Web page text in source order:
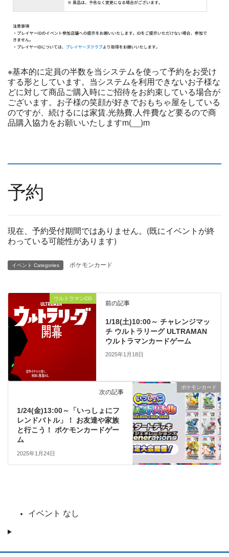
※基本的に定員の半数を当システムを使って予約をお受け
する形としています。当システムを利用できないお子様な
どに対して商品ご購入時にご招待をお約束している場合が
ございます。お子様の笑顔が好きでおもちゃ屋をしている
のですが、続けるには家賃.光熱費.人件費など要るので商
品購入協力をお願いいたしますm(__)m
予約
現在、予約受付期間ではありません。(既にイベントが終
わっている可能性があります)
イベント Categories ポケモンカード
ウルトラマンCG
前の記事
1/18(土)10:00～ チャレンジマッ
チ ウルトラリーグ ULTRAMAN
ウルトラマンカードゲーム
2025年1月18日
ポケモンカード
次の記事
1/24(金)13:00～「いっしょにフ
レンドバトル」！ お友達や家族
と行こう！ ポケモンカードゲー
ム
2025年1月24日
イベント なし